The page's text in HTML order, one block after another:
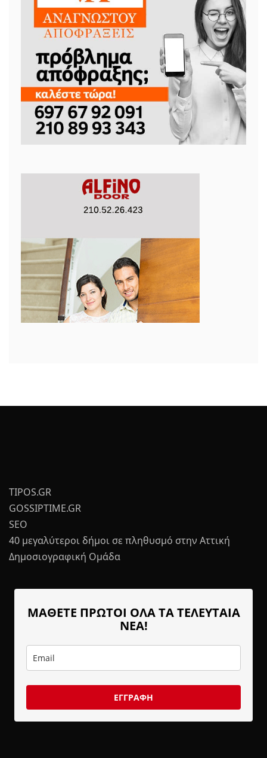
TIPOS.GR
GOSSIPTIME.GR
SEO
40 μεγαλύτεροι δήμοι σε πληθυσμό στην Αττική
Δημοσιογραφική Ομάδα
ΜΑΘΕΤΕ ΠΡΩΤΟΙ ΟΛΑ ΤΑ ΤΕΛΕΥΤΑΙΑ
ΝΕΑ!
ΕΓΓΡΑΦΗ